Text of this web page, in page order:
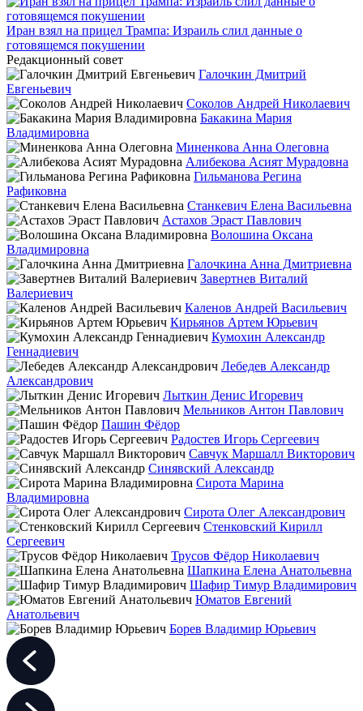
Иран взял на прицел Трампа: Израиль слил данные о
готовящемся покушении
Редакционный совет
Галочкин Дмитрий
Евгеньевич
Соколов Андрей Николаевич
Бакакина Мария
Владимировна
Миненкова Анна Олеговна
Алибекова Асият Мурадовна
Гильманова Регина
Рафиковна
Станкевич Елена Васильевна
Астахов Эраст Павлович
Волошина Оксана
Владимировна
Галочкина Анна Дмитриевна
Завертнев Виталий
Валериевич
Каленов Андрей Васильевич
Кирьянов Артем Юрьевич
Кумохин Александр
Геннадиевич
Лебедев Александр
Александрович
Лыткин Денис Игоревич
Мельников Антон Павлович
Пашин Фёдор
Радостев Игорь Сергеевич
Савчук Маршалл Викторович
Синявский Александр
Сирота Марина
Владимировна
Сирота Олег Александрович
Стенковский Кирилл
Сергеевич
Трусов Фёдор Николаевич
Шапкина Елена Анатольевна
Шафир Тимур Владимирович
Юматов Евгений
Анатольевич
Борев Владимир Юрьевич